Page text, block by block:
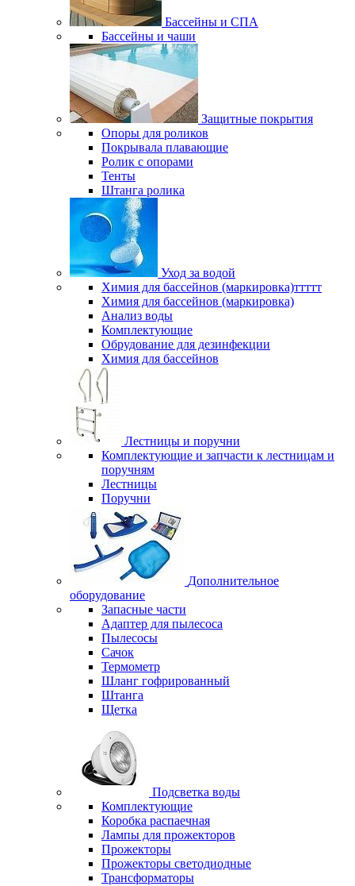
Бассейны и СПА
Бассейны и чаши
Защитные покрытия
Опоры для роликов
Покрывала плавающие
Ролик с опорами
Тенты
Штанга ролика
Уход за водой
Химия для бассейнов (маркировка)ттттт
Химия для бассейнов (маркировка)
Анализ воды
Комплектующие
Обрудование для дезинфекции
Химия для бассейнов
Лестницы и поручни
Комплектующие и запчасти к лестницам и
поручням
Лестницы
Поручни
Дополнительное
оборудование
Запасные части
Адаптер для пылесоса
Пылесосы
Сачок
Термометр
Шланг гофрированный
Штанга
Щетка
Подсветка воды
Комплектующие
Коробка распаечная
Лампы для прожекторов
Прожекторы
Прожекторы светодиодные
Трансформаторы